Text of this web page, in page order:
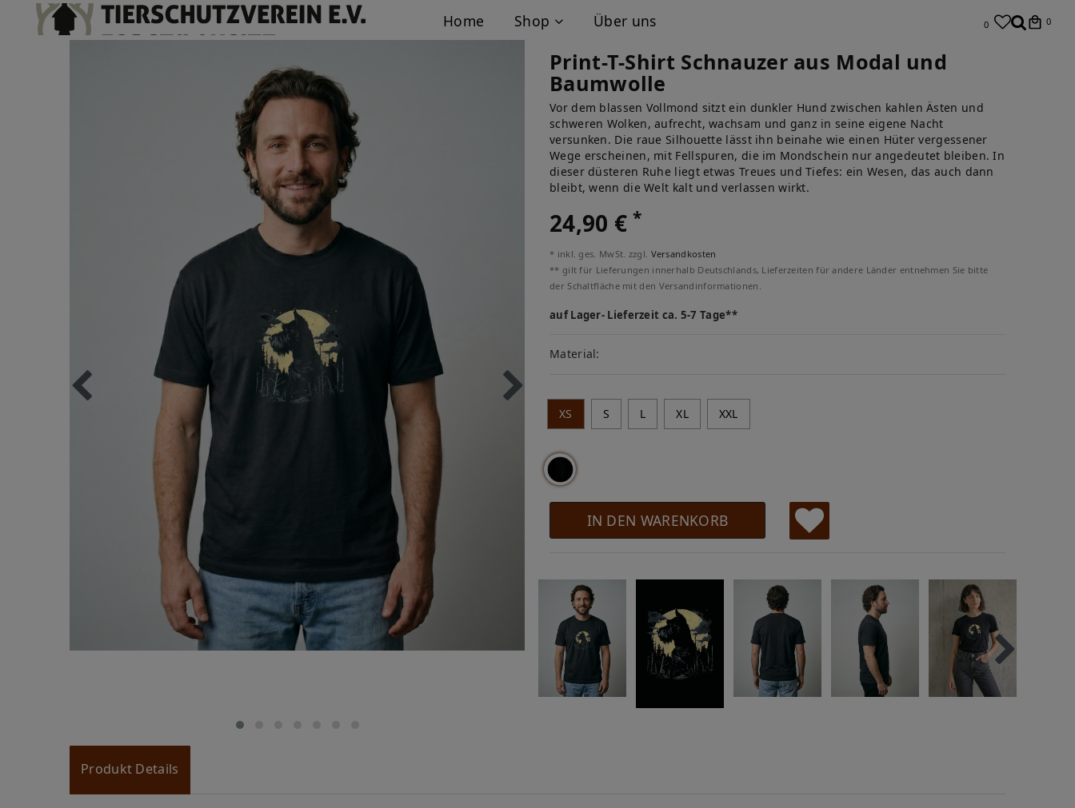
Home Shop Über uns 0 0
Print-T-Shirt Schnauzer aus Modal und
Baumwolle
Vor dem blassen Vollmond sitzt ein dunkler Hund zwischen kahlen Ästen und
schweren Wolken, aufrecht, wachsam und ganz in seine eigene Nacht
versunken. Die raue Silhouette lässt ihn beinahe wie einen Hüter vergessener
Wege erscheinen, mit Fellspuren, die im Mondschein nur angedeutet bleiben. In
dieser düsteren Ruhe liegt etwas Treues und Tiefes: ein Wesen, das auch dann
bleibt, wenn die Welt kalt und verlassen wirkt.
24,90 €*
* inkl. ges. MwSt. zzgl. Versandkosten
** gilt für Lieferungen innerhalb Deutschlands, Lieferzeiten für andere Länder entnehmen Sie bitte
der Schaltfläche mit den Versandinformationen.
auf Lager- Lieferzeit ca. 5-7 Tage**
Material:
XS S L XL XXL
IN DEN WARENKORB
W
u
ch
lis
te
Produkt Details